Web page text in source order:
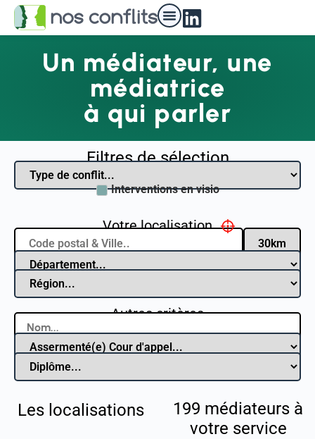
Un médiateur, une
médiatrice
à qui parler
Filtres de sélection
Interventions en visio
Votre localisation
Autres critères
199 médiateurs à
votre service
Les localisations